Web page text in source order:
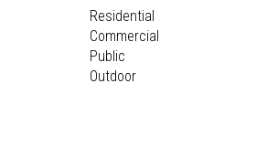
Residential
Commercial
Public
Outdoor